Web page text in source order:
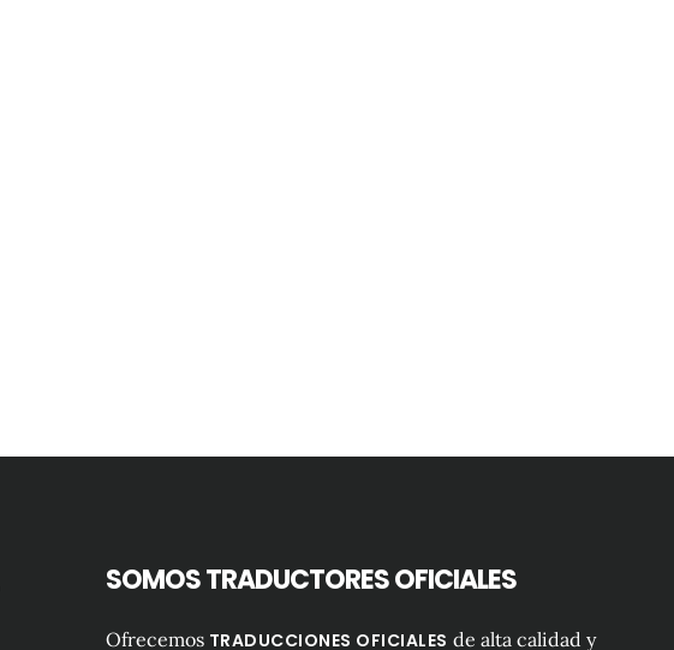
SOMOS TRADUCTORES OFICIALES
Ofrecemos TRADUCCIONES OFICIALES de alta calidad y